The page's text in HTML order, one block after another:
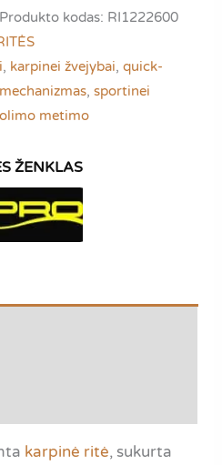
Produkto kodas: RI1222600
, karpinei žvejybai,quick-
,sportinei
metimo
karpinė ritė, sukurta